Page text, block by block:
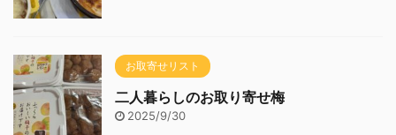
お取寄せリスト
二人暮らしのお取り寄せ梅
2025/9/30